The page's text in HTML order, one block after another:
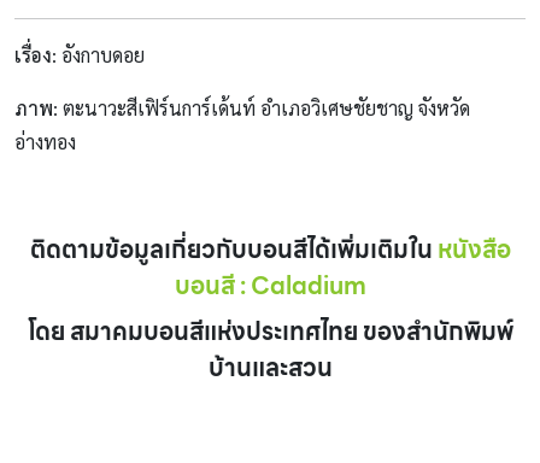
เรื่อง: อังกาบดอย
ภาพ: ตะนาวะสีเฟิร์นการ์เด้นท์ อำเภอวิเศษชัยชาญ จังหวัด
อ่างทอง
ติดตามข้อมูลเกี่ยวกับบอนสีได้เพิ่มเติมในหนังสือ
บอนสี: Caladium
โดย สมาคมบอนสีแห่งประเทศไทย ของสำนักพิมพ์
บ้านและสวน